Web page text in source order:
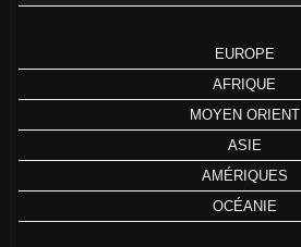
EUROPE
AFRIQUE
MOYEN ORIENT
ASIE
AMÉRIQUES
OCÉANIE